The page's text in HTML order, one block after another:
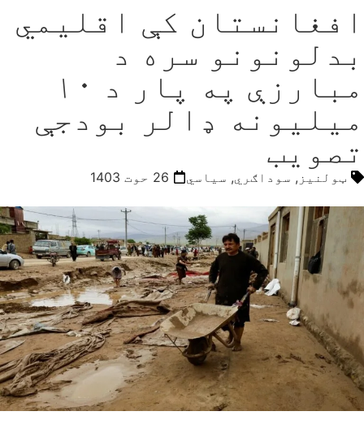
افغانستان کې اقلیمي
بدلونونو سره د
مبارزې په پار د ۱۰
میلیونه ډالر بودجې
تصویب
ټولنیز , سوداګري, سیاسي 26 حوت 1403